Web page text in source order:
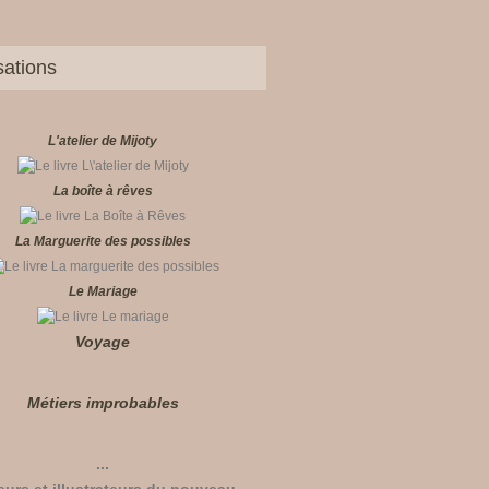
L'atelier de Mijoty
La boîte à rêves
La Marguerite des possibles
Le Mariage
Voyage
Métiers improbables
...